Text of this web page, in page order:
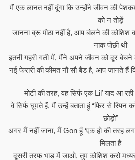
मैं एक लानत नहीं दूंगा कि उन्होंने जीवन की
को न तोड़ें
जानना ब्रू मीठा नहीं है, आप बोलने की
नाक पोंछी थी
इतनी गहरी गली में, मैंने अपने जीवन को दूर बेचने
नई फेरारी की कीमत नौ सौ बैंड है, आप जानते हैं
मोटी की तरह, वह सिर्फ एक Lil’ याद आ
वे सिर्फ घूमते हैं, मैं उन्हें बताता हूं “फिर से स्पिन
छोड़ो”
अगर मैं नहीं जाना, मैं Gon हूँ ‘एक हो की तरह
मिलता है
दूसरी तरफ भाड़ में जाओ, तुम कोशिश करो